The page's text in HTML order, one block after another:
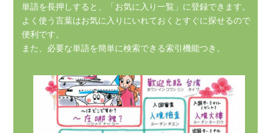
単語を長押しすると、「お気に入り一覧」に登録できます。
よく使う言葉はお気に入りにいれておくとすぐに探せるので
便利です。
また、必要な単語を簡単に検索できる索引機能つき。